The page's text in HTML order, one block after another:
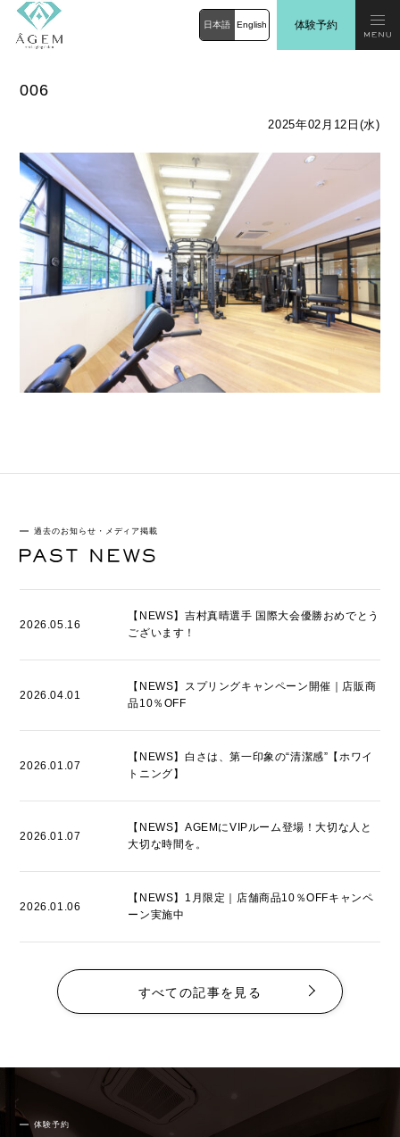
日本語 English 体験予約
006
2025年02月12日(水)
過去のお知らせ・メディア掲載
2026.05.16
【NEWS】吉村真晴選手 国際大会優勝おめでとう
ございます！
2026.04.01
【NEWS】スプリングキャンペーン開催｜店販商
品10％OFF
2026.01.07
【NEWS】白さは、第一印象の“清潔感”【ホワイ
トニング】
2026.01.07
【NEWS】AGEMにVIPルーム登場！大切な人と
大切な時間を。
2026.01.06
【NEWS】1月限定｜店舗商品10％OFFキャンペ
ーン実施中
すべての記事を見る
体験予約